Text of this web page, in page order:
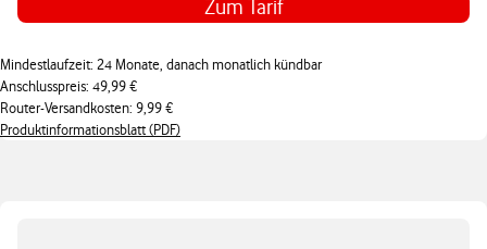
Zum Tarif
Mindestlaufzeit: 24 Monate, danach monatlich kündbar
Anschlusspreis: 49,99 €
Router-Versandkosten: 9,99 €
Produktinformationsblatt (PDF)